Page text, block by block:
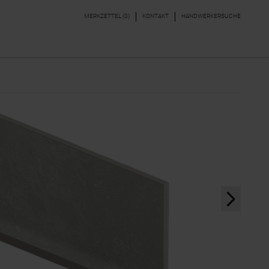
DEKORE & BORDÜREN
MERKZETTEL (0) KONTAKT HANDWERKERSUCHE
next